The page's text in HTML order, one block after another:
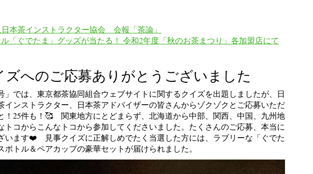
本茶インストラクター協会 会報「茶論」
「ぐでたま」グッズが当たる！ 令和2年度「秋のお茶まつり」各加盟店にて
ズへのご応募ありがとうございました
」では、東京都茶協同組合ウェブサイトに関するクイズを出題しましたが、日
インストラクター、日本茶アドバイザーの皆さんからゾクゾクとご応募いただ
！25件も！🥰 関東地方にとどまらず、北海道から中部、関西、中国、九州地
トコからこんなトコから参加してくださいました。たくさんのご応募、本当に
います❤️ 見事クイズに正解しめでたく当選した方には、ラブリーな「ぐでた
ボトル＆ペアカップの豪華セットが届けられました。